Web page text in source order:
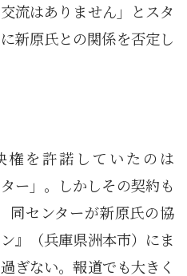
流はありません」とスタ
新原氏との関係を否定し
権を許諾していたのは
ー」。しかしその契約も
同センターが新原氏の協
』（兵庫県洲本市）にま
ぎない。報道でも大きく